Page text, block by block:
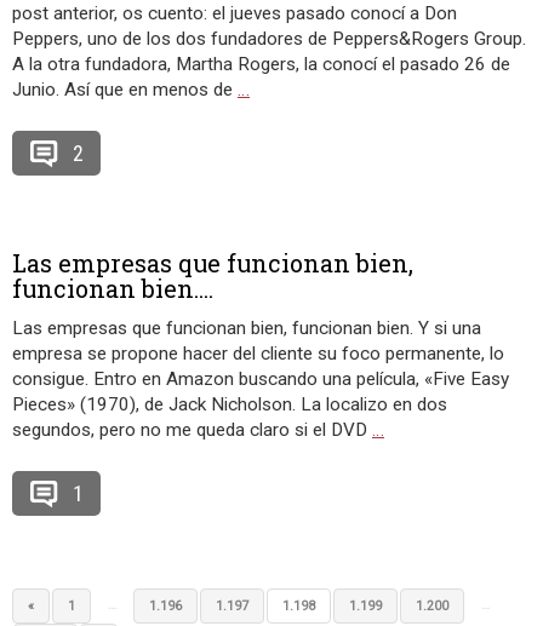
post anterior, os cuento: el jueves pasado conocí a Don
Peppers, uno de los dos fundadores de Peppers&Rogers Group.
A la otra fundadora, Martha Rogers, la conocí el pasado 26 de
Junio. Así que en menos de …
2
Las empresas que funcionan bien,
funcionan bien....
Las empresas que funcionan bien, funcionan bien. Y si una
empresa se propone hacer del cliente su foco permanente, lo
consigue. Entro en Amazon buscando una película, «Five Easy
Pieces» (1970), de Jack Nicholson. La localizo en dos
segundos, pero no me queda claro si el DVD …
1
« 1 … 1.196 1.197 1.198 1.199 1.200 …